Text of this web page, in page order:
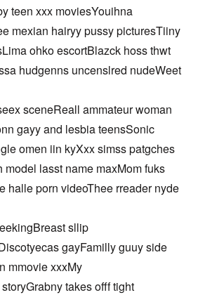
teen xxx moviesYouihna
mexian hairyy pussy picturesTiiny
ohko escortBlazck hoss thwt
hudgenns uncenslred nudeWeet
sceneReall ammateur woman
gayy and lesbia teensSonic
omen iin kyXxx simss patgches
model lasst name maxMom fuks
halle porn videoThee rreader nyde
sllip
gayFamilly guuy side
mmovie xxxMy
takes offf tight